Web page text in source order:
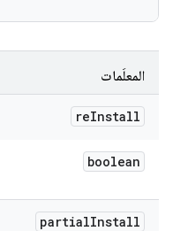
المعلَمات
reInstall
boolean
partialInstall